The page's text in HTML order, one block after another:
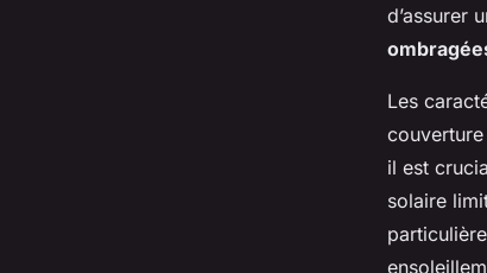
d’assurer
Les
il est
solaire